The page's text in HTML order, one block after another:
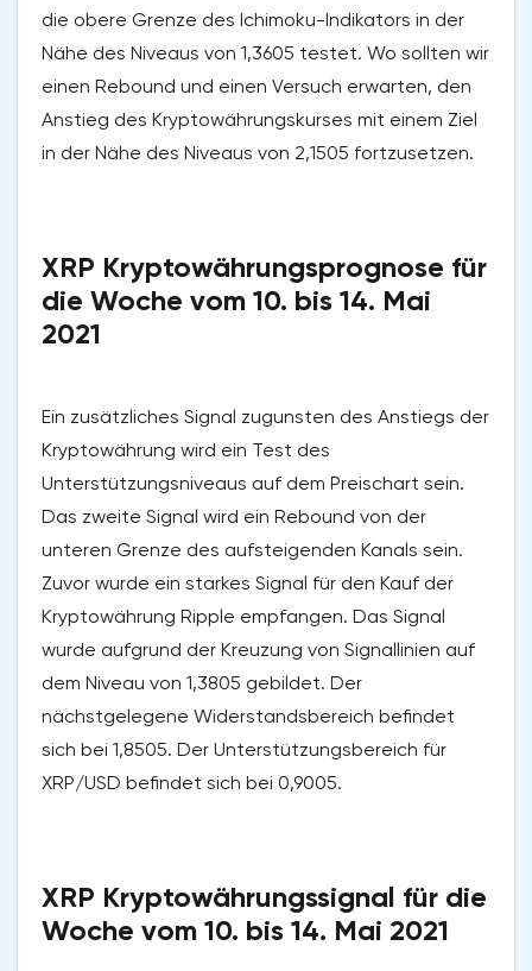
die obere Grenze des Ichimoku-Indikators in der
Nähe des Niveaus von 1,3605 testet. Wo sollten wir
einen Rebound und einen Versuch erwarten, den
Anstieg des Kryptowährungskurses mit einem Ziel
in der Nähe des Niveaus von 2,1505 fortzusetzen.
XRP Kryptowährungsprognose für
die Woche vom 10. bis 14. Mai
2021
Ein zusätzliches Signal zugunsten des Anstiegs der
Kryptowährung wird ein Test des
Unterstützungsniveaus auf dem Preischart sein.
Das zweite Signal wird ein Rebound von der
unteren Grenze des aufsteigenden Kanals sein.
Zuvor wurde ein starkes Signal für den Kauf der
Kryptowährung Ripple empfangen. Das Signal
wurde aufgrund der Kreuzung von Signallinien auf
dem Niveau von 1,3805 gebildet. Der
nächstgelegene Widerstandsbereich befindet
sich bei 1,8505. Der Unterstützungsbereich für
XRP/USD befindet sich bei 0,9005.
XRP Kryptowährungssignal für die
Woche vom 10. bis 14. Mai 2021